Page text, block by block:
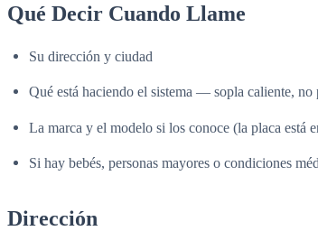
Qué Decir Cuando Llame
Su dirección y ciudad
Qué está haciendo el sistema — sopla caliente,
La marca y el modelo si los conoce (la placa está
Si hay bebés, personas mayores o condiciones
Dirección